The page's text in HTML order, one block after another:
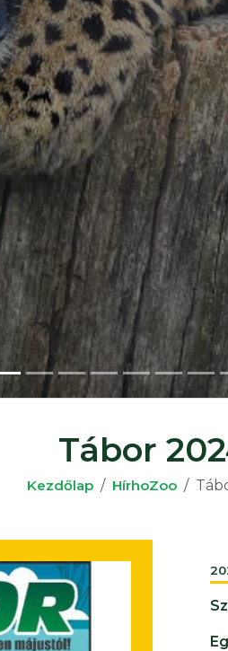
Tábor
Kezdőlap HírhoZoo